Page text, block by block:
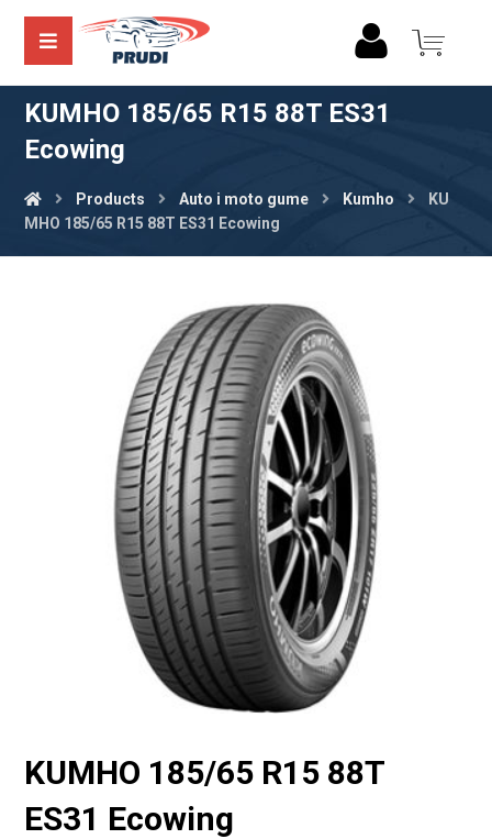
KUMHO 185/65 R15 88T ES31
Ecowing
Products Auto i moto gume Kumho
KU
MHO 185/65 R15 88T ES31 Ecowing
KUMHO 185/65 R15 88T
ES31 Ecowing